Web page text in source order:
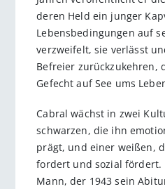
deren Held ein junger
Lebensbedingungen auf
verzweifelt, sie verlässt
Befreier zurückzukehren,
Gefecht auf See ums
Cabral wächst in zwei
schwarzen, die ihn
prägt, und einer weißen,
fordert und sozial fördert.
Mann, der 1943 sein